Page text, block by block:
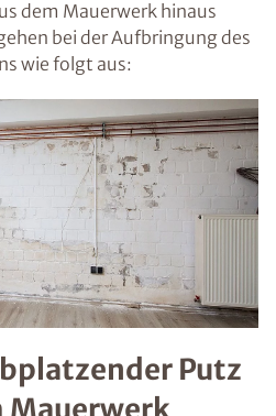
dem Mauerwerk hinaus
bei der Aufbringung des
wie folgt aus:
Putz